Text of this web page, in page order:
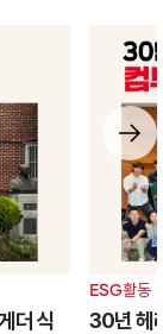
더 식
ESG활동
30년 헤